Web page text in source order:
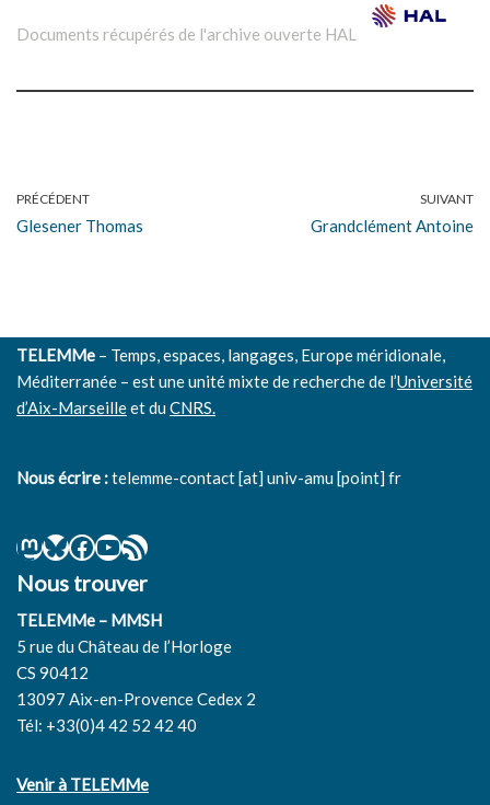
Documents récupérés de l'archive ouverte HAL
PRÉCÉDENT
Glesener Thomas
SUIVANT
Grandclément Antoine
TELEMMe – Temps, espaces, langages, Europe méridionale,
Méditerranée – est une unité mixte de recherche de l’Université
d’Aix-Marseilleet duCNRS.
Nous écrire :telemme-contact [at] univ-amu [point] fr
Nous trouver
TELEMMe – MMSH
5 rue du Château de l’Horloge
CS 90412
13097 Aix-en-Provence Cedex 2
Tél: +33(0)4 42 52 42 40
Venir à TELEMMe